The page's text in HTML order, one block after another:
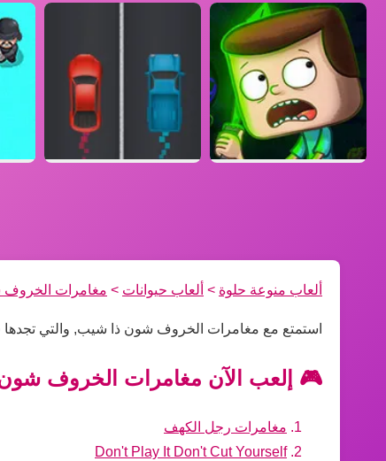
ألعاب منوعة حلوة > ألعاب حيوانات > مغامرات
استمتع مع مغامرات الخروف شون ذا شيب, والتي
🎮 إلعب الآن مغامرات الخروف
مغامرات رجل الكهف
Don't Play It Don't Cut Yourself